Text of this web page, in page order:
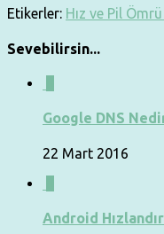
Etikerler: Hız ve Pil
Sevebilirsin...
Google DNS
22 Mart 2016
Android